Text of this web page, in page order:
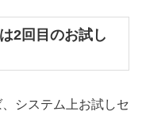
2回目のお試し
システム上お試しセ